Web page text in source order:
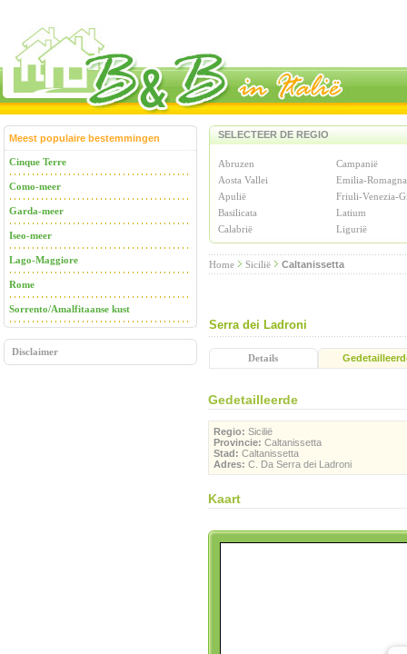
Meest populaire bestemmingen
Cinque Terre
Como-meer
Garda-meer
Iseo-meer
Lago-Maggiore
Rome
Sorrento/Amalfitaanse kust
Disclaimer
SELECTEER DE REGIO
Abruzen
Campanië
Aosta Vallei
Emilia-Romagna
Apulië
Friuli-Venezia-
Basilicata
Latium
Calabrië
Ligurië
Home Sicilië Caltanissetta
Serra dei Ladroni
Details
Gedetailleerde
Regio: Sicilië
Provincie: Caltanissetta
Stad: Caltanissetta
Adres: C. Da Serra dei Ladroni
Kaart